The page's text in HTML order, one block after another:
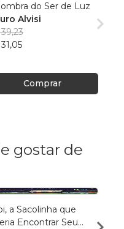
do Ser de Luz
Alvisi
Comprar
gostar de
a Sacolinha que
Encontrar Seu
M.